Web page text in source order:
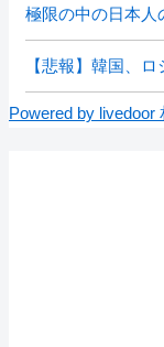
極限の中の日本人
【悲報】韓国、
Powered by livedoor